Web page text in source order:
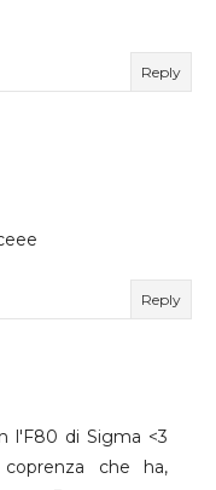
Reply
Reply
l'F80 di Sigma <3
che ha,